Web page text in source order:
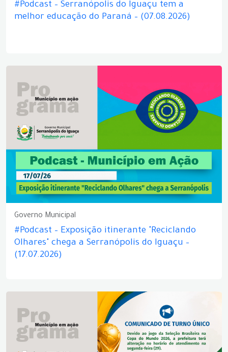
#Podcast – Serranópolis do Iguaçu tem a
melhor educação do Paraná – (07.08.2026)
Governo Municipal
#Podcast – Exposição itinerante "Reciclando
Olhares" chega a Serranópolis do Iguaçu –
(17.07.2026)